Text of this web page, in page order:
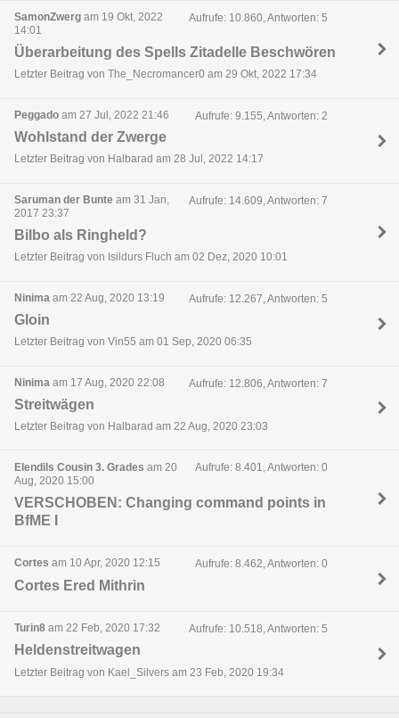
SamonZwerg am 19 Okt, 2022
14:01
Aufrufe: 10.860, Antworten: 5
Überarbeitung des Spells Zitadelle Beschwören
Letzter Beitrag von The_Necromancer0 am 29 Okt, 2022 17:34
Peggado am 27 Jul, 2022 21:46 Aufrufe: 9.155, Antworten: 2
Wohlstand der Zwerge
Letzter Beitrag von Halbarad am 28 Jul, 2022 14:17
Saruman der Bunte am 31 Jan,
2017 23:37
Aufrufe: 14.609, Antworten: 7
Bilbo als Ringheld?
Letzter Beitrag von Isildurs Fluch am 02 Dez, 2020 10:01
Ninima am 22 Aug, 2020 13:19 Aufrufe: 12.267, Antworten: 5
Gloin
Letzter Beitrag von Vin55 am 01 Sep, 2020 06:35
Ninima am 17 Aug, 2020 22:08 Aufrufe: 12.806, Antworten: 7
Streitwägen
Letzter Beitrag von Halbarad am 22 Aug, 2020 23:03
Elendils Cousin 3. Grades am 20
Aug, 2020 15:00
Aufrufe: 8.401, Antworten: 0
VERSCHOBEN: Changing command points in
BfME I
Cortes am 10 Apr, 2020 12:15 Aufrufe: 8.462, Antworten: 0
Cortes Ered Mithrin
Turin8 am 22 Feb, 2020 17:32 Aufrufe: 10.518, Antworten: 5
Heldenstreitwagen
Letzter Beitrag von Kael_Silvers am 23 Feb, 2020 19:34